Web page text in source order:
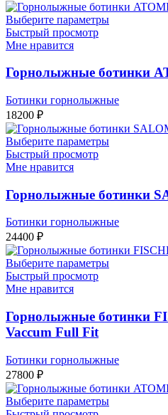
Выберите параметры
Быстрый просмотр
Мне нравится
Горнолыжные ботинки
Ботинки горнолыжные
18200 ₽
Выберите параметры
Быстрый просмотр
Мне нравится
Горнолыжные ботинки
Ботинки горнолыжные
24400 ₽
Выберите параметры
Быстрый просмотр
Мне нравится
Горнолыжные ботинки
Vaccum Full Fit
Ботинки горнолыжные
27800 ₽
Выберите параметры